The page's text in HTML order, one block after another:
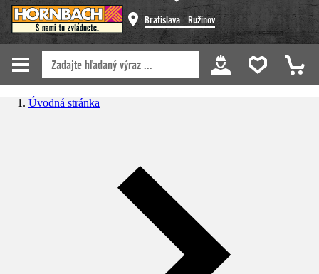
Bratislava - Ružinov
Úvodná stránka